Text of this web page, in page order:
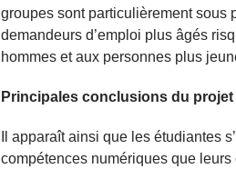
groupes sont particulièrement sous
demandeurs d’emploi plus âgés
hommes et aux personnes plus
Principales conclusions du projet
Il apparaît ainsi que les étudiantes
compétences numériques que